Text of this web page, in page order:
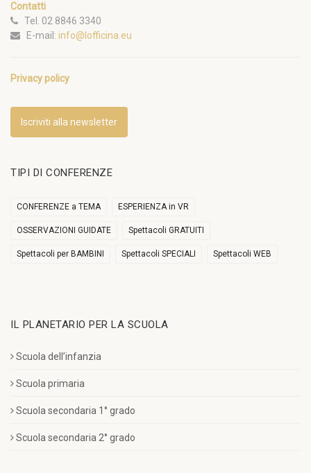
Contatti
Tel. 02 8846 3340
E-mail: info@lofficina.eu
Privacy policy
Iscriviti alla newsletter
TIPI DI CONFERENZE
CONFERENZE a TEMA ESPERIENZA in VR
OSSERVAZIONI GUIDATE Spettacoli GRATUITI
Spettacoli per BAMBINI Spettacoli SPECIALI Spettacoli WEB
IL PLANETARIO PER LA SCUOLA
Scuola dell’infanzia
Scuola primaria
Scuola secondaria 1° grado
Scuola secondaria 2° grado